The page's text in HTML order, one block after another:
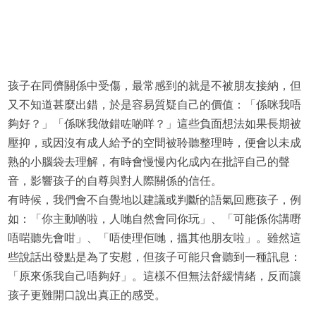
孩子在同儕關係中受傷，最常感到的就是不被朋友接納，但
又不知道甚麼出錯，於是容易質疑自己的價值：「係咪我唔
夠好？」「係咪我做錯咗啲咩？」這些負面想法如果長期被
壓抑，或因沒有成人給予的空間被聆聽整理時，便會以未成
熟的小腦袋去理解，有時會慢慢內化成內在批評自己的聲
音，影響孩子的自尊與對人際關係的信任。
有時候，我們會不自覺地以建議或判斷的語氣回應孩子，例
如：「你主動啲啦，人哋自然會同你玩」、「可能係你講嘢
唔啱聽先會咁」、「唔使理佢哋，搵其他朋友啦」。雖然這
些說話出發點是為了安慰，但孩子可能只會聽到一種訊息：
「原來係我自己唔夠好」。這樣不但無法舒緩情緒，反而讓
孩子更難開口說出真正的感受。